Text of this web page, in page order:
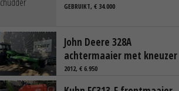
GEBRUIKT, € 34.000
John Deere 328A
achtermaaier met kneuzer
2012, € 6.950